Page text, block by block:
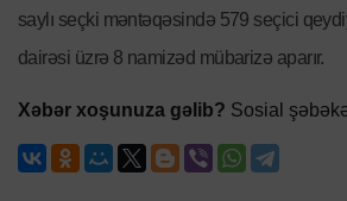
saylı seçki məntəqəsində 579 seçici
dairəsi üzrə 8 namizəd mübarizə aparır.
Xəbər xoşunuza gəlib? Sosial